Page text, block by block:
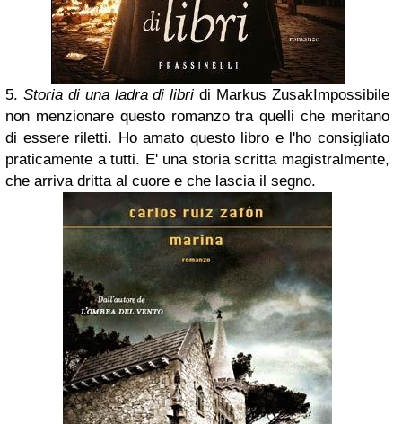
5. Storia di una ladra di libridi Markus ZusakImpossibile
non menzionare questo romanzo tra quelli che meritano
di essere riletti. Ho amato questo libro e l'ho consigliato
praticamente a tutti. E' una storia scritta magistralmente,
che arriva dritta al cuore e che lascia il segno.